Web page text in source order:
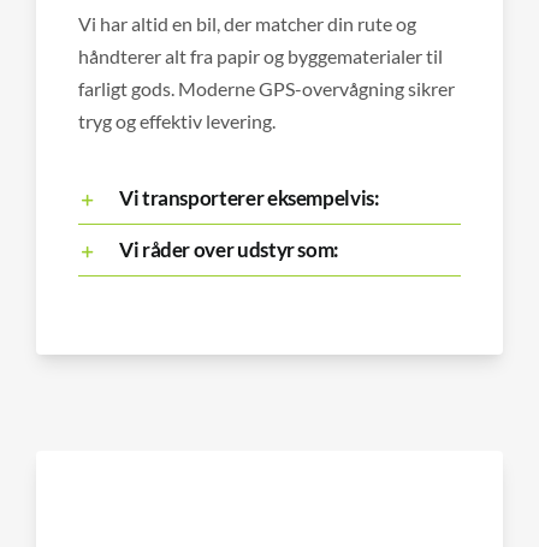
Vi har altid en bil, der matcher din rute og
håndterer alt fra papir og byggematerialer til
farligt gods. Moderne GPS-overvågning sikrer
tryg og effektiv levering.
Vi transporterer eksempelvis:
Vi råder over udstyr som: